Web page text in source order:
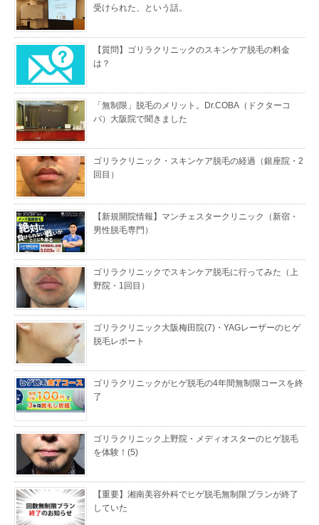
受けられた、という話。
【質問】ゴリラクリニックのスキンケア脱毛の料金
は？
「無制限」脱毛のメリット。Dr.COBA（ドクターコ
バ）大阪院で聞きました
ゴリラクリニック・スキンケア脱毛の経過（銀座院・2
回目）
【新規開院情報】マンチェスタークリニック（新宿・
男性脱毛専門）
ゴリラクリニックでスキンケア脱毛に行ってみた（上
野院・1回目）
ゴリラクリニック大阪梅田院(7)・YAGレーザーのヒゲ
脱毛レポート
ゴリラクリニックがヒゲ脱毛の4年間無制限コースを終
了
ゴリラクリニック上野院・メディオスターのヒゲ脱毛
を体験！(5)
【重要】湘南美容外科でヒゲ脱毛無制限プランが終了
していた